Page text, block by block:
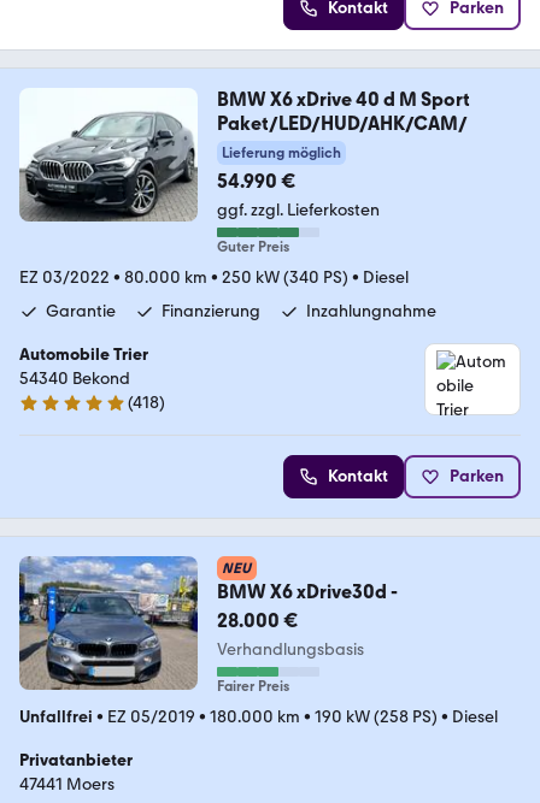
Kontakt Parken
BMW X6 xDrive 40 d M Sport
Paket/LED/HUD/AHK/CAM/
Lieferung möglich
54.990 €
ggf. zzgl. Lieferkosten
Guter Preis
EZ 03/2022 • 80.000 km • 250 kW (340 PS) • Diesel
Garantie
Finanzierung Inzahlungnahme
Automobile Trier
54340 Bekond
4.9 Sterne
(418)
Kontakt Parken
NEU
BMW X6 xDrive30d -
28.000 €
Verhandlungsbasis
Fairer Preis
Unfallfrei • EZ 05/2019 • 180.000 km • 190 kW (258 PS) • Diesel
Privatanbieter
47441 Moers